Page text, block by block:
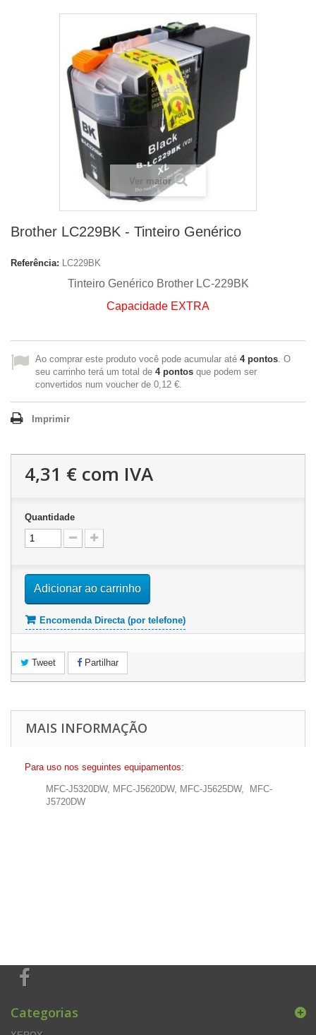
Ver maior
Brother LC229BK - Tinteiro Genérico
Referência: LC229BK
Tinteiro Genérico Brother LC-229BK
Capacidade EXTRA
Ao comprar este produto você pode acumular até 4pontos. O
seu carrinho terá um total de 4pontos que podem ser
convertidos num voucher de 0,12 €.
Imprimir
4,31 € com IVA
Quantidade
Adicionar ao carrinho
Encomenda Directa (por telefone)
Tweet Partilhar
MAIS INFORMAÇÃO
Para uso nos seguintes equipamentos:
MFC-J5320DW, MFC-J5620DW, MFC-J5625DW, MFC-
J5720DW
Categorias